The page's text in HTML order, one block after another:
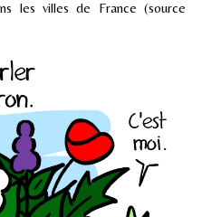
les villes de France (source